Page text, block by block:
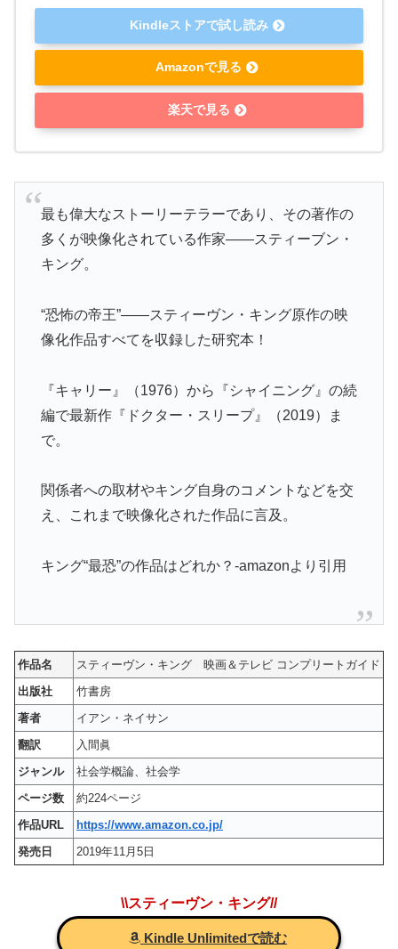
Kindleストアで試し読み
Amazonで見る
楽天で見る
最も偉大なストーリーテラーであり、その著作の
多くが映像化されている作家――スティーブン・
キング。
“恐怖の帝王”――スティーヴン・キング原作の映
像化作品すべてを収録した研究本！
『キャリー』（1976）から『シャイニング』の続
編で最新作『ドクター・スリープ』（2019）ま
で。
関係者への取材やキング自身のコメントなどを交
え、これまで映像化された作品に言及。
キング“最恐”の作品はどれか？-amazonより引用
作品名
スティーヴン・キング 映画＆テレビ コンプリートガイド
出版社
竹書房
著者
イアン・ネイサン
翻訳
入間眞
ジャンル
社会学概論、社会学
ページ数
約224ページ
作品URL
https://www.amazon.co.jp/
発売日
2019年11月5日
\\スティーヴン・キング//
Kindle Unlimitedで読む